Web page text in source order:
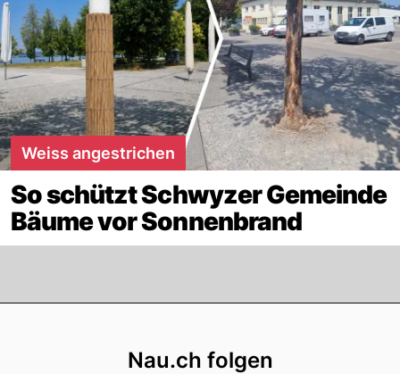
Weiss angestrichen
So schützt Schwyzer Gemeinde
Bäume vor Sonnenbrand
Nau.ch folgen